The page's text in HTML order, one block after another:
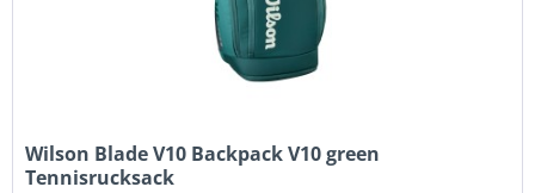
Wilson Blade V10 Backpack V10 green
Tennisrucksack